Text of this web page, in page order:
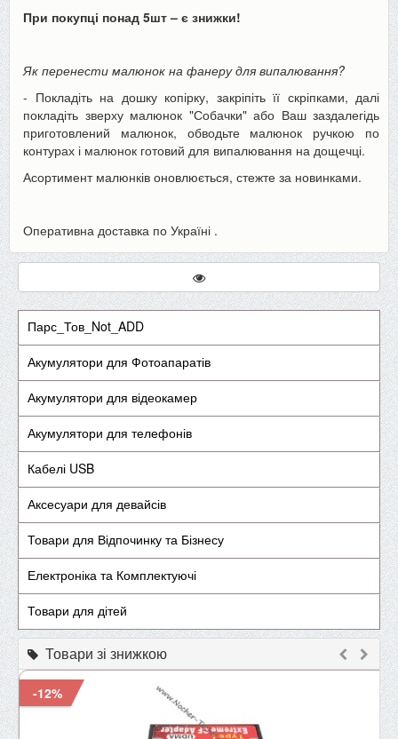
При покупці понад 5шт – є знижки!
Як перенести малюнок на фанеру для випалювання?
- Покладіть на дошку копірку, закріпіть її скріпками, далі
покладіть зверху малюнок "Собачки" або Ваш заздалегідь
приготовлений малюнок, обводьте малюнок ручкою по
контурах і малюнок готовий для випалювання на дощечці.
Асортимент малюнків оновлюється, стежте за новинками.
Оперативна доставка по Україні .
Парс_Тов_Not_ADD
Акумулятори для Фотоапаратів
Акумулятори для відеокамер
Акумулятори для телефонів
Кабелі USB
Аксесуари для девайсів
Товари для Відпочинку та Бізнесу
Електроніка та Комплектуючі
Товари для дітей
Товари зі знижкою
-12%